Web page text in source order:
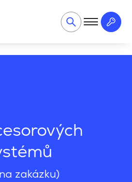
zakázku)